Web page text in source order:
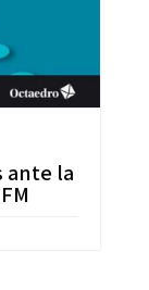
ante la